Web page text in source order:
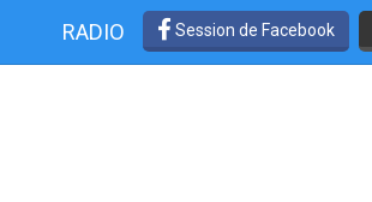
RADIO Session de Facebook